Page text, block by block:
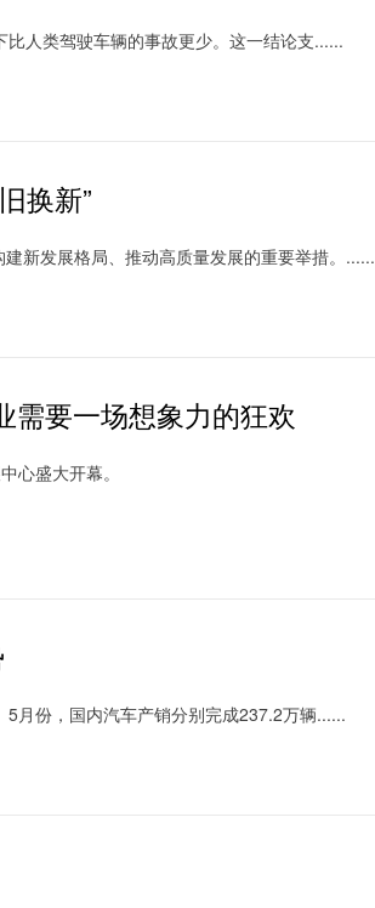
人类驾驶车辆的事故更少。这一结论支......
换新”
新发展格局、推动高质量发展的重要举措。......
需要一场想象力的狂欢
盛大开幕。
月份，国内汽车产销分别完成237.2万辆......